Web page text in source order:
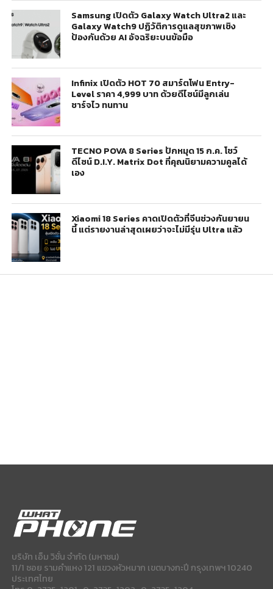
Samsung เปิดตัว Galaxy Watch Ultra2 และ
Galaxy Watch9 ปฏิวัติการดูแลสุขภาพเชิง
ป้องกันด้วย AI อัจฉริยะบนข้อมือ
Infinix เปิดตัว HOT 70 สมาร์ตโฟน Entry-
Level ราคา 4,999 บาท ด้วยดีไซน์มีลูกเล่น
ชาร์จไว ทนทาน
TECNO POVA 8 Series ปักหมุด 15 ก.ค. โชว์
ดีไซน์ D.I.Y. Matrix Dot ที่คุณนิยามความคูลได้
เอง
Xiaomi 18 Series คาดเปิดตัวที่จีนช่วงกันยายน
นี้ แต่รายงานล่าสุดเผยว่าจะไม่มีรุ่น Ultra แล้ว
บริษัท เอ็ม วิชั่น จำกัด (มหาชน)
11/1 ซอย รามคำแหง 121 แขวงหัวหมาก เขตบางกะปี กรุงเทพฯ 10240
ประเทศไทย